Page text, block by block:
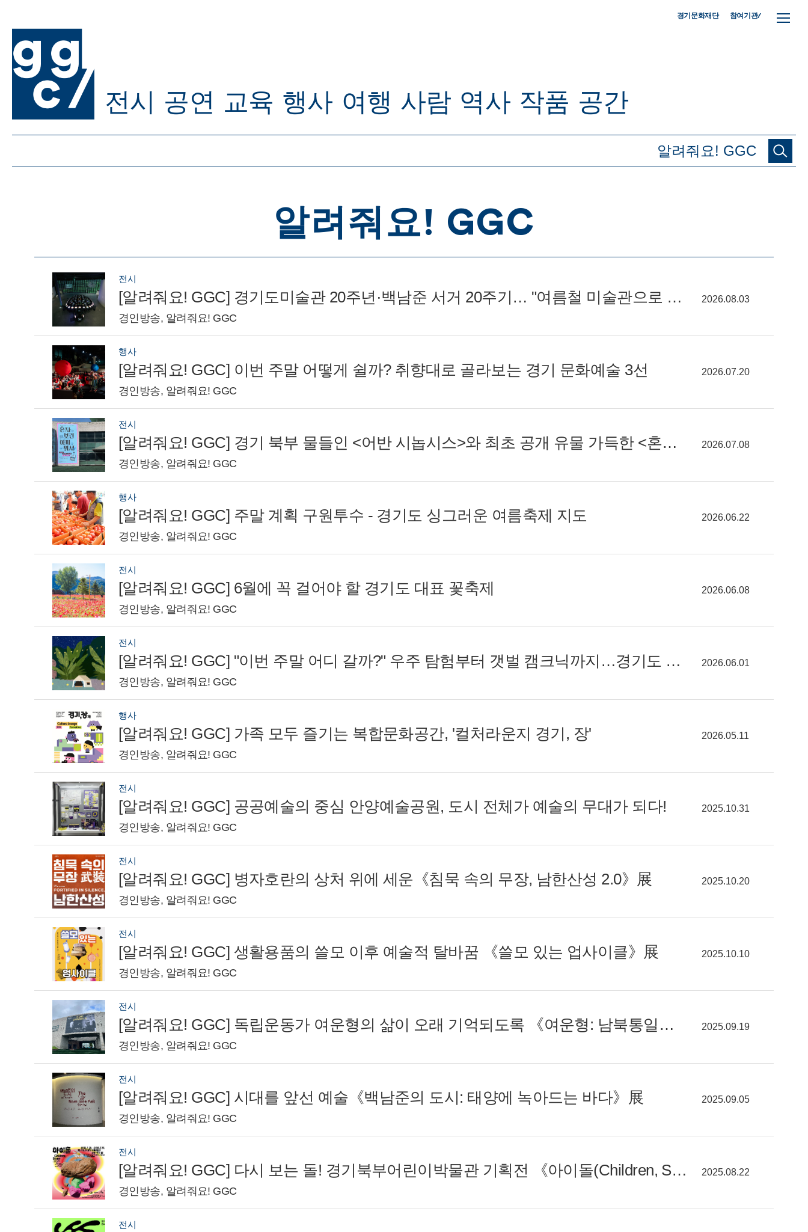
경기문화재단 참여기관/
전시 공연 교육 행사 여행 사람 역사 작품 공간
알려줘요! GGC
전시
[알려줘요! GGC] 경기도미술관 20주년·백남준 서거 20주기… "여름철 미술관으로 피서 오세요"
경인방송, 알려줘요! GGC
2026.08.03
행사
[알려줘요! GGC] 이번 주말 어떻게 쉴까? 취향대로 골라보는 경기 문화예술 3선
경인방송, 알려줘요! GGC
2026.07.20
전시
[알려줘요! GGC] 경기 북부 물들인 <어반 시놉시스>와 최초 공개 유물 가득한 <혼자 보긴 아까워서>
경인방송, 알려줘요! GGC
2026.07.08
행사
[알려줘요! GGC] 주말 계획 구원투수 - 경기도 싱그러운 여름축제 지도
경인방송, 알려줘요! GGC
2026.06.22
전시
[알려줘요! GGC] 6월에 꼭 걸어야 할 경기도 대표 꽃축제
경인방송, 알려줘요! GGC
2026.06.08
전시
[알려줘요! GGC] "이번 주말 어디 갈까?" 우주 탐험부터 갯벌 캠크닉까지…경기도 문화 놀이터 총망라
경인방송, 알려줘요! GGC
2026.06.01
행사
[알려줘요! GGC] 가족 모두 즐기는 복합문화공간, '컬처라운지 경기, 장'
경인방송, 알려줘요! GGC
2026.05.11
전시
[알려줘요! GGC] 공공예술의 중심 안양예술공원, 도시 전체가 예술의 무대가 되다!
경인방송, 알려줘요! GGC
2025.10.31
전시
[알려줘요! GGC] 병자호란의 상처 위에 세운《침묵 속의 무장, 남한산성 2.0》展
경인방송, 알려줘요! GGC
2025.10.20
전시
[알려줘요! GGC] 생활용품의 쓸모 이후 예술적 탈바꿈 《쓸모 있는 업사이클》展
경인방송, 알려줘요! GGC
2025.10.10
전시
[알려줘요! GGC] 독립운동가 여운형의 삶이 오래 기억되도록 《여운형: 남북통일의 길》展
경인방송, 알려줘요! GGC
2025.09.19
전시
[알려줘요! GGC] 시대를 앞선 예술《백남준의 도시: 태양에 녹아드는 바다》展
경인방송, 알려줘요! GGC
2025.09.05
전시
[알려줘요! GGC] 다시 보는 돌! 경기북부어린이박물관 기획전 《아이돌(Children, Stone)》
경인방송, 알려줘요! GGC
2025.08.22
전시